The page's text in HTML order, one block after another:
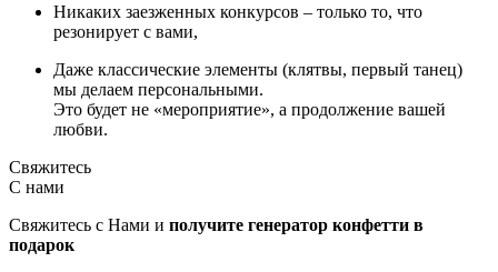
Никаких заезженных конкурсов – только то, что
резонирует с вами,
Даже классические элементы (клятвы, первый танец)
мы делаем персональными.
Это будет не «мероприятие», а продолжение вашей
любви.
Свяжитесь
С нами
Свяжитесь с Нами и получите генератор конфетти в
подарок